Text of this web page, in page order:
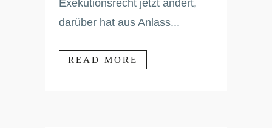
Exekutionsrecht jetzt ändert,
darüber hat aus Anlass...
READ MORE